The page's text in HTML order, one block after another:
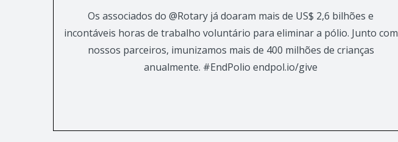
Os associados do @Rotary já doaram mais de US$ 2,6 bilhões e
incontáveis horas de trabalho voluntário para eliminar a pólio. Junto com
nossos parceiros, imunizamos mais de 400 milhões de crianças
anualmente. #EndPolio endpol.io/give